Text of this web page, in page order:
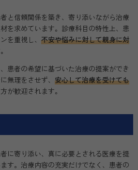
と信頼関係を築き、寄り添いながら治療
を求めています。診療科目の特性上、患
を重視し、 不安や悩みに対して親身に対
患者の希望に基づいた治療の提案ができ
無理をさせず、 安心して治療を受けても
が歓迎されます。
に寄り添い、真に必要とされる医療を提
す。治療内容の充実だけでなく、患者の